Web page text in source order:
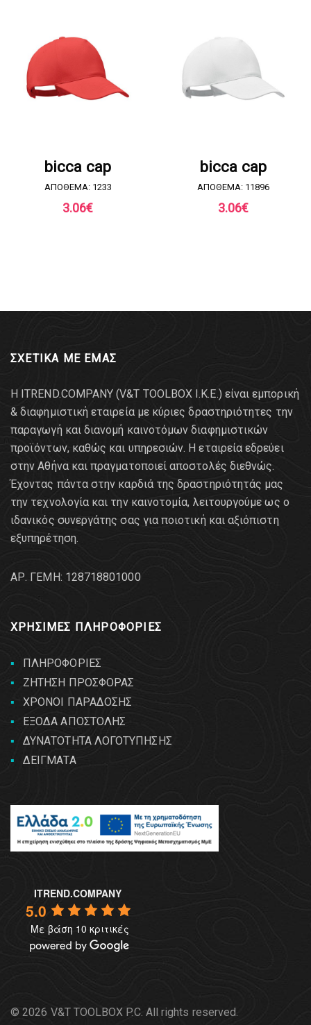
bicca cap
ΑΠΟΘΕΜΑ: 1233
3.06€
bicca cap
ΑΠΟΘΕΜΑ: 11896
3.06€
ΣΧΕΤΙΚΑ ΜΕ ΕΜΑΣ
Η ITREND.COMPANY (V&T TOOLBOX Ι.Κ.Ε.) είναι εμπορική
& διαφημιστική εταιρεία με κύριες δραστηριότητες την
παραγωγή και διανομή καινοτόμων διαφημιστικών
προϊόντων, καθώς και υπηρεσιών. Η εταιρεία εδρεύει
στην Αθήνα και πραγματοποιεί αποστολές διεθνώς.
Έχοντας πάντα στην καρδιά της δραστηριότητάς μας
την τεχνολογία και την καινοτομία, λειτουργούμε ως ο
ιδανικός συνεργάτης σας για ποιοτική και αξιόπιστη
εξυπηρέτηση.
AΡ. ΓΕΜΗ: 128718801000
ΧΡΗΣΙΜΕΣ ΠΛΗΡΟΦΟΡΙΕΣ
ΠΛΗΡΟΦΟΡΙΕΣ
ΖΗΤΗΣΗ ΠΡΟΣΦΟΡΑΣ
ΧΡΟΝΟΙ ΠΑΡΑΔΟΣΗΣ
ΕΞΟΔΑ ΑΠΟΣΤΟΛΗΣ
ΔΥΝΑΤΟΤΗΤΑ ΛΟΓΟΤΥΠΗΣΗΣ
ΔΕΙΓΜΑΤΑ
ITREND.COMPANY
5.0
Με βάση 10 κριτικές
© 2026 V&T TOOLBOX P.C. All rights reserved.